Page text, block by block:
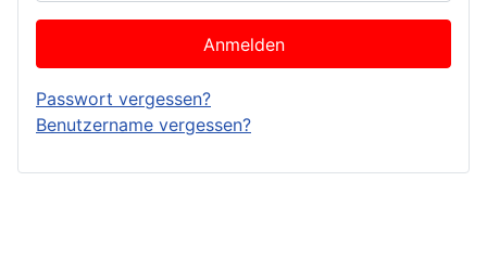
Anmelden
Passwort vergessen?
Benutzername vergessen?